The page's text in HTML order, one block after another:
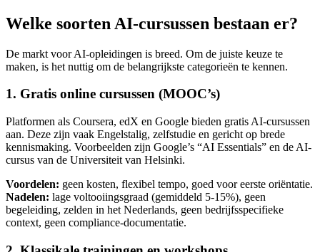
Welke soorten AI-cursussen bestaan er?
De markt voor AI-opleidingen is breed. Om de juiste keuze te
maken, is het nuttig om de belangrijkste categorieën te kennen.
1. Gratis online cursussen (MOOC’s)
Platformen als Coursera, edX en Google bieden gratis AI-cursussen
aan. Deze zijn vaak Engelstalig, zelfstudie en gericht op brede
kennismaking. Voorbeelden zijn Google’s “AI Essentials” en de AI-
cursus van de Universiteit van Helsinki.
Voordelen: geen kosten, flexibel tempo, goed voor eerste oriëntatie.
Nadelen: lage voltooiingsgraad (gemiddeld 5-15%), geen
begeleiding, zelden in het Nederlands, geen bedrijfsspecifieke
context, geen compliance-documentatie.